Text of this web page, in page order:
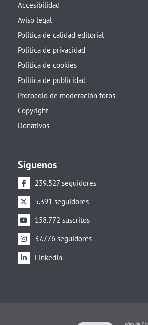
Accesibilidad
Aviso legal
Política de calidad editorial
Política de privacidad
Política de cookies
Política de publicidad
Protocolo de moderación foros
Copyright
Donativos
Síguenos
239.527 seguidores
5.391 seguidores
158.772 suscritos
37.776 seguidores
LinkedIn